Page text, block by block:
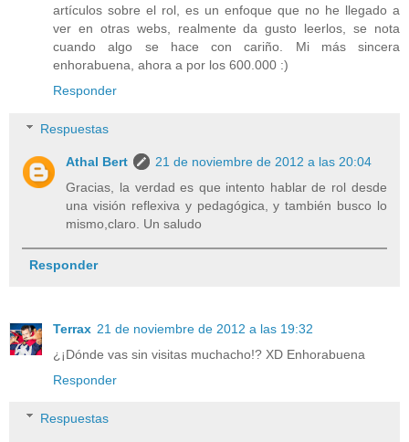
artículos sobre el rol, es un enfoque que no he llegado a
ver en otras webs, realmente da gusto leerlos, se nota
cuando algo se hace con cariño. Mi más sincera
enhorabuena, ahora a por los 600.000 :)
Responder
Respuestas
Athal Bert
21 de noviembre de 2012 a las 20:04
Gracias, la verdad es que intento hablar de rol desde
una visión reflexiva y pedagógica, y también busco lo
mismo,claro. Un saludo
Responder
Terrax 21 de noviembre de 2012 a las 19:32
¿¡Dónde vas sin visitas muchacho!? XD Enhorabuena
Responder
Respuestas